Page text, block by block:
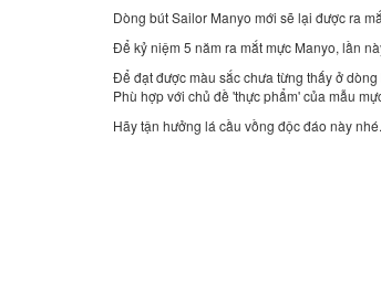
Dòng bút Sailor Manyo mới sẽ lại được ra
Để kỷ niệm 5 năm ra mắt mực Manyo, lần
Để đạt được màu sắc chưa từng thấy ở
Phù hợp với chủ đề 'thực phẩm' của mẫu
Hãy tận hưởng lá cầu vồng độc đáo này nhé.